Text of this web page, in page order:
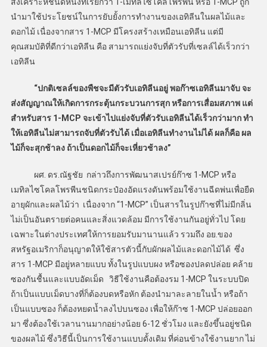
นำมาใช้ประโยชน์ในการยับยั้งการทำงานของเอทิลีนในผลไม้และ
ดอกไม้ เนื่องจากสาร 1-MCP มีโครงสร้างเหมือนเอทิลีน แต่มี
คุณสมบัติที่ดีกว่าเอทิลีน คือ สามารถแย่งจับที่ตัวรับที่เซลล์ได้เร็วกว่า
เอทิลีน
“ปกติเซลล์ของพืชจะมีตัวรับเอทิลีนอยู่ พอก๊าซเอทิลีนมาจับ จะ
ส่งสัญญาณให้เกิดการกระตุ้นกระบวนการสุก หรือการเสื่อมสภาพ แต่
สำหรับสาร 1-MCP จะเข้าไปแย่งจับที่ตัวรับเอทิลีนได้เร็วกว่ามาก ทำ
ให้เอทิลีนไม่สามารถจับที่ตัวรับได้ เมื่อเอทิลีนทำงานไม่ได้ ผลก็คือ ผล
ไม้ก็จะสุกช้าลง ถ้าเป็นดอกไม้ก็จะเหี่ยวช้าลง”
ผศ. ดร.ณัฐชัย กล่าวถึงการพัฒนาสเปรย์ก๊าซ 1-MCP หรือ
เมทิลไซโคลโพรพีนชนิดกระป๋องอัดแรงดันพร้อมใช้งานฉีดพ่นเพื่อยืด
อายุผักและผลไม้ว่า เนื่องจาก “1-MCP” เป็นสารในรูปก๊าซที่ไม่มีกลิ่น
ไม่เป็นอันตรายต่อคนและสิ่งแวดล้อม มีการใช้งานกันอยู่ทั่วไป โดย
เฉพาะในต่างประเทศให้การยอมรับมานานแล้ว รวมถึง อย.ของ
สหรัฐอเมริกาก็อนุญาตให้ใช้สารตัวนี้กับผักผลไม้และดอกไม้ได้ ซึ่ง
สาร 1-MCP มีอยู่หลายแบบ ทั้งในรูปแบบผง หรือซองปลดปล่อย คล้าย
ซองกันชื้นและแบบอัดเม็ด วิธีใช้งานคือต้องรม 1-MCP ในระบบปิด
ถ้าเป็นแบบเม็ดบางที่ก็ต้องบดหรือหัก ต้องนำมาละลายในน้ำ หรือถ้า
เป็นแบบซอง ก็ต้องหยดน้ำลงไปบนซอง เพื่อให้ก๊าซ 1-MCP ปล่อยออก
มา ซึ่งต้องใช้เวลานานมากอย่างน้อย 6-12 ชั่วโมง และยังขึ้นอยู่ชนิด
ของผลไม้ ซึ่งวิธีนี้เป็นการใช้งานแบบดั้งเดิม ที่ค่อนข้างใช้งานยาก ไม่